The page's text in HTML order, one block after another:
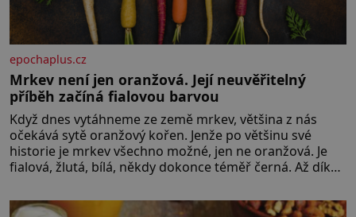
epochaplus.cz
Mrkev není jen oranžová. Její neuvěřitelný
příběh začíná fialovou barvou
Když dnes vytáhneme ze země mrkev, většina z nás
očekává sytě oranžový kořen. Jenže po většinu své
historie je mrkev všechno možné, jen ne oranžová. Je
fialová, žlutá, bílá, někdy dokonce téměř černá. Až díky
bez které si českou zahradu ani nedokážeme